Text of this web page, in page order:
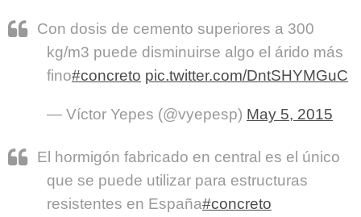
Con dosis de cemento superiores a 300
kg/m3 puede disminuirse algo el árido más
fino#concreto pic.twitter.com/DntSHYMGuC
— Víctor Yepes (@vyepesp) May 5, 2015
El hormigón fabricado en central es el único
que se puede utilizar para estructuras
resistentes en España#concreto